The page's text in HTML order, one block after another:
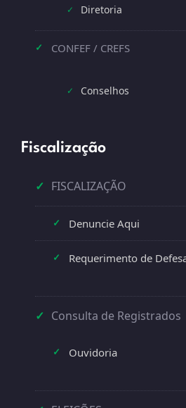
✓ Diretoria
✓ CONFEF / CREFS
✓ Conselhos
Fiscalização
✓ FISCALIZAÇÃO
✓ Denuncie Aqui
✓ Requerimento de
✓ Consulta de Registrados
✓ Ouvidoria